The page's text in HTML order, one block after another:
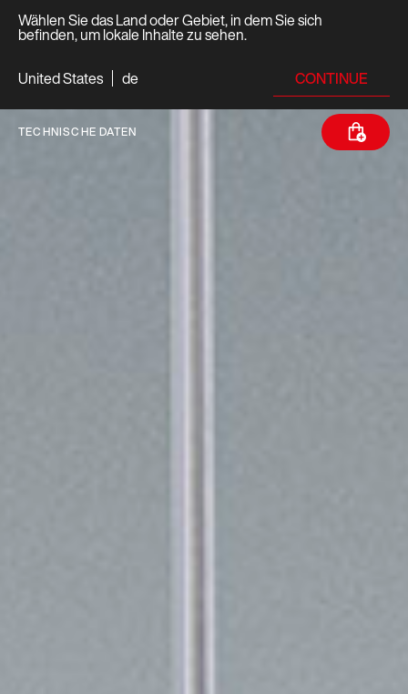
Wählen Sie das Land oder Gebiet, in dem Sie sich
befinden, um lokale Inhalte zu sehen.
United States
de CONTINUE
TECHNISCHE DATEN